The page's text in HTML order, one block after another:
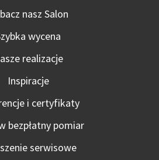
nasz Salon
wycena
realizacje
Inspiracje
i certyfikaty
bezpłatny pomiar
serwisowe